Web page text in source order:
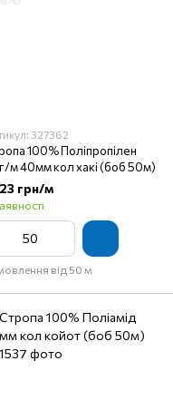
327362
100% Поліпропілен
м 40мм кол хакi (боб 50м)
грн/м
від 50 м